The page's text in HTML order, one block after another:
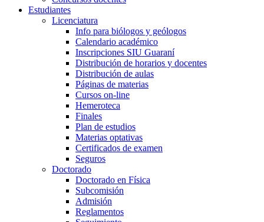
Estudiantes
Licenciatura
Info para biólogos y geólogos
Calendario académico
Inscripciones SIU Guaraní
Distribución de horarios y docentes
Distribución de aulas
Páginas de materias
Cursos on-line
Hemeroteca
Finales
Plan de estudios
Materias optativas
Certificados de examen
Seguros
Doctorado
Doctorado en Física
Subcomisión
Admisión
Reglamentos